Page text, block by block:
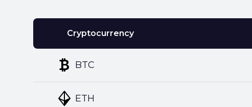
Cryptocurrency
BTC
ETH